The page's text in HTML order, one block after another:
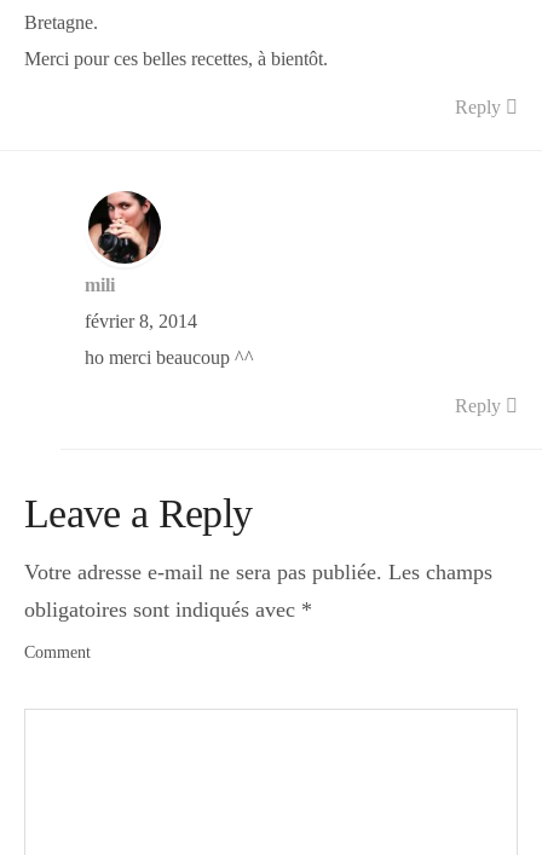
Bretagne.
Merci pour ces belles recettes, à bientôt.
Reply
mili
février 8, 2014
ho merci beaucoup ^^
Reply
Leave a Reply
Votre adresse e-mail ne sera pas publiée. Les champs
obligatoires sont indiqués avec *
Comment